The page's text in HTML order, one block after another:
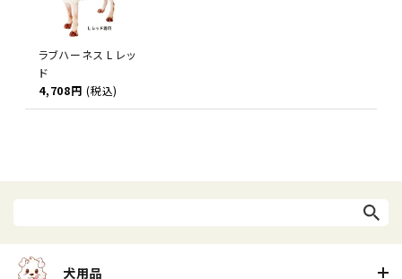
ラブハーネス L レッ
ド
4,708円 (税込)
犬用品